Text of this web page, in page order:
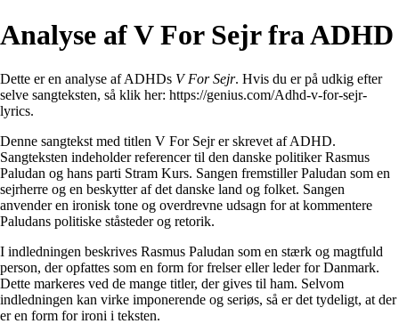
Analyse af V For Sejr fra ADHD
Dette er en analyse af ADHDs V For Sejr. Hvis du er på udkig efter
selve sangteksten, så klik her: https://genius.com/Adhd-v-for-sejr-
lyrics.
Denne sangtekst med titlen V For Sejr er skrevet af ADHD.
Sangteksten indeholder referencer til den danske politiker Rasmus
Paludan og hans parti Stram Kurs. Sangen fremstiller Paludan som en
sejrherre og en beskytter af det danske land og folket. Sangen
anvender en ironisk tone og overdrevne udsagn for at kommentere
Paludans politiske ståsteder og retorik.
I indledningen beskrives Rasmus Paludan som en stærk og magtfuld
person, der opfattes som en form for frelser eller leder for Danmark.
Dette markeres ved de mange titler, der gives til ham. Selvom
indledningen kan virke imponerende og seriøs, så er det tydeligt, at der
er en form for ironi i teksten.